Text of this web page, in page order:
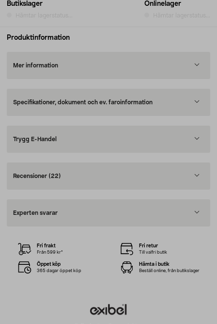
Butikslager
Hämtar lagerstatus...
Onlinelager
Hämtar lagerstatus...
Produktinformation
Mer information
Specifikationer, dokument och ev. faroinformation
Trygg E-Handel
Recensioner (22)
Experten svarar
Fri frakt
Från 599 kr*
Fri retur
Till valfri butik
Öppet köp
365 dagar öppet köp
Hämta i butik
Beställ online, från butikslager